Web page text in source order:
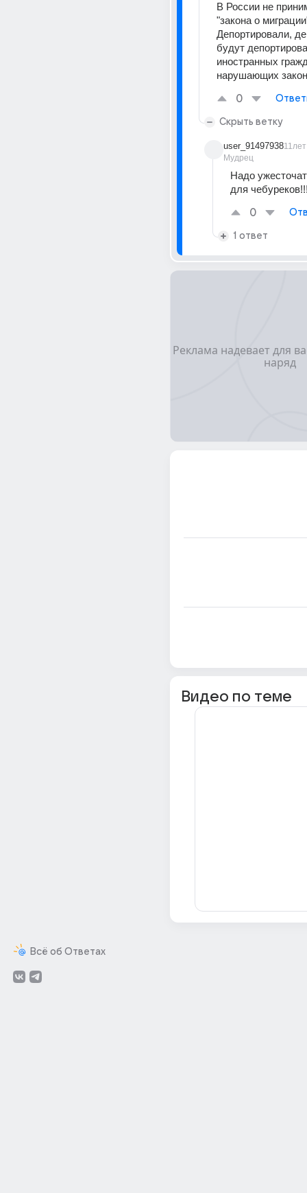
Всё об Ответах
В России не
"закона о
Депортировали,
будут
иностранных
нарушающих
0
Скрыть ветку
user_91497938
Мудрец
11лет
Надо
для
0
1 ответ
Видео по теме